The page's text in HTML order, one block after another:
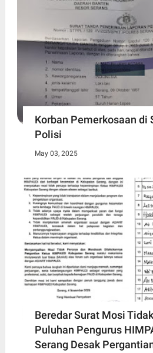
Korban Pemerkosaan di
Polisi
May 03, 2025
Beredar Surat Mosi
Puluhan Pengurus
Serang Desak